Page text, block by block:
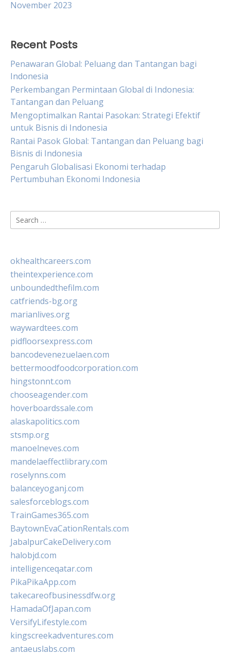
November 2023
Recent Posts
Penawaran Global: Peluang dan Tantangan bagi
Indonesia
Perkembangan Permintaan Global di Indonesia:
Tantangan dan Peluang
Mengoptimalkan Rantai Pasokan: Strategi Efektif
untuk Bisnis di Indonesia
Rantai Pasok Global: Tantangan dan Peluang bagi
Bisnis di Indonesia
Pengaruh Globalisasi Ekonomi terhadap
Pertumbuhan Ekonomi Indonesia
Search
for:
okhealthcareers.com
theintexperience.com
unboundedthefilm.com
catfriends-bg.org
marianlives.org
waywardtees.com
pidfloorsexpress.com
bancodevenezuelaen.com
bettermoodfoodcorporation.com
hingstonnt.com
chooseagender.com
hoverboardssale.com
alaskapolitics.com
stsmp.org
manoelneves.com
mandelaeffectlibrary.com
roselynns.com
balanceyoganj.com
salesforceblogs.com
TrainGames365.com
BaytownEvaCationRentals.com
JabalpurCakeDelivery.com
halobjd.com
intelligenceqatar.com
PikaPikaApp.com
takecareofbusinessdfw.org
HamadaOfJapan.com
VersifyLifestyle.com
kingscreekadventures.com
antaeuslabs.com